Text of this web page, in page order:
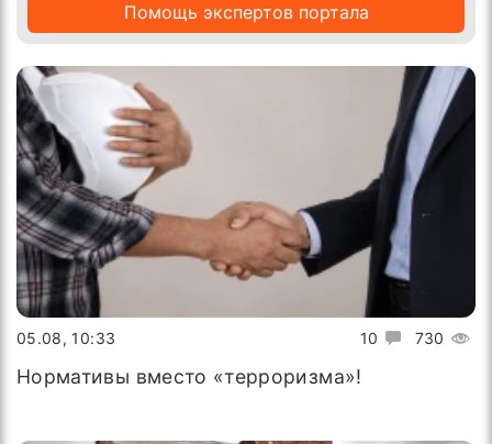
Помощь экспертов портала
10 730
05.08, 10:33
Нормативы вместо «терроризма»!